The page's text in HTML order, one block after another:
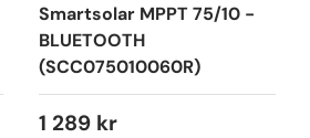
Smartsolar MPPT 75/10 -
BLUETOOTH
(SCC075010060R)
1 289 kr